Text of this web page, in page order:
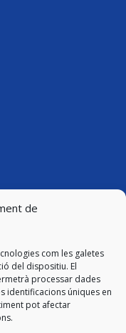
de
com les galetes
del dispositiu. El
processar dades
identificacions úniques en
pot afectar